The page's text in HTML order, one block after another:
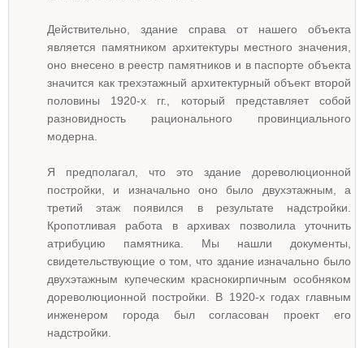
Действительно, здание справа от нашего объекта
является памятником архитектуры местного значения,
оно внесено в реестр памятников и в паспорте объекта
значится как трехэтажный архитектурный объект второй
половины 1920-х гг., который представляет собой
разновидность рационального провинциального
модерна.
Я предполагал, что это здание дореволюционной
постройки, и изначально оно было двухэтажным, а
третий этаж появился в результате надстройки.
Кропотливая работа в архивах позволила уточнить
атрибуцию памятника. Мы нашли документы,
свидетельствующие о том, что здание изначально было
двухэтажным купеческим краснокирпичным особняком
дореволюционной постройки. В 1920-х годах главным
инженером города был согласован проект его
надстройки.